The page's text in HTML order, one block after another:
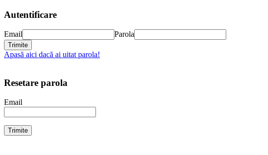
Autentificare
Email Parola
Apasă aici dacă ai uitat parola!
Resetare parola
Email